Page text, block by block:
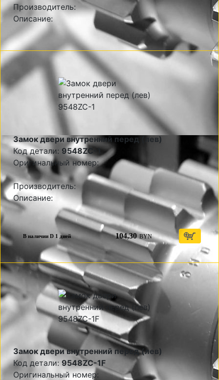
Производитель:
Описание:
Замок двери внутренний перед (лев)
Код детали: 9548ZC-1
Оригинальный номер:
Производитель:
Описание:
В наличии D 1 дней 104,30 BYN
Замок двери внутренний перед (лев)
Код детали: 9548ZC-1F
Оригинальный номер: